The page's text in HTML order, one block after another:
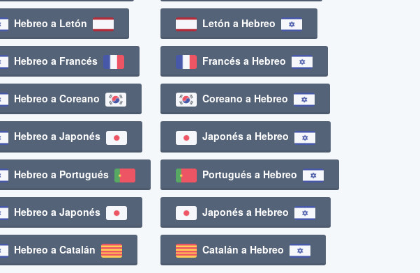
Hebreo a Letón
Hebreo a Francés
Hebreo a Coreano
Hebreo a Japonés
Hebreo a Portugués
Hebreo a Japonés
Hebreo a Catalán
Letón a Hebreo
Francés a Hebreo
Coreano a Hebreo
Japonés a Hebreo
Portugués a Hebreo
Japonés a Hebreo
Catalán a Hebreo